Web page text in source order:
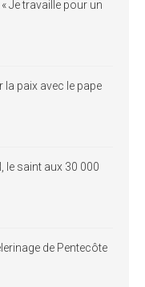
Je travaille pour un
paix avec le pape
le saint aux 30 000
de Pentecôte